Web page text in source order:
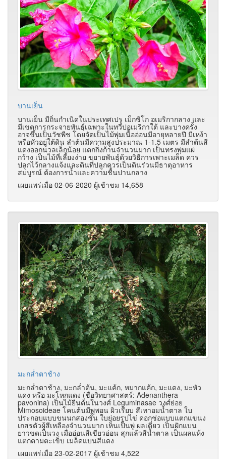
บานเย็น
บานเย็น มีถิ่นกำเนิดในประเทศเปรู เม็กซิโก อเมริกากลาง และ
มีเขตการกระจายพันธุ์เฉพาะในทวีปอเมริกาใต้ และบางครั้ง
อาจขึ้นเป็นวัชพืช โดยจัดเป็นไม้พุ่มเนื้ออ่อนมีอายุหลายปี มีเหง้า
หรือหัวอยู่ใต้ดิน ลำต้นมีความสูงประมาณ 1-1.5 เมตร มีลำต้นสี
แดงออกนวลเล็กน้อย แตกกิ่งก้านจำนวนมาก เป็นทรงพุ่มแผ่
กว้าง เป็นไม้ที่เลี้ยงง่าย ขยายพันธุ์ด้วยวิธีการเพาะเมล็ด ควร
ปลูกไว้กลางแจ้งและดินที่ปลูกควรเป็นดินร่วนมีธาตุอาหาร
สมบูรณ์ ต้องการน้ำและความชื้นปานกลาง
เผยแพร่เมื่อ 02-06-2020 ผู้เช้าชม 14,658
มะกล่ำตาช้าง
มะกล่ำตาช้าง, มะกล่ำต้น, มะแค้ก, หมากแค้ก, มะแดง, มะหัว
แดง หรือ มะโหกแดง (ชื่อวิทยาศาสตร์: Adenanthera
pavonina) เป็นไม้ยืนต้นในวงศ์ Leguminasae วงศ์ย่อย
Mimosoideae โคนต้นมีพูพอน ผิวเรียบ สีเทาอมน้ำตาล ใบ
ประกอบแบบขนนกสองชั้น ใบย่อยรูปไข่ ดอกช่อแบบแตกแขนง
เกสรตัวผู้สีเหลืองจำนวนมาก เห็นเป็นพู่ ผลเดี่ยว เป็นฝักแบน
ยาวขดเป็นวง เมื่ออ่อนสีเขียวอ่อน สุกแล้วสีน้ำตาล เป็นผลแห้ง
แตกตามตะเข็บ เมล็ดแบนสีแดง
เผยแพร่เมื่อ 23-02-2017 ผู้เช้าชม 4,522